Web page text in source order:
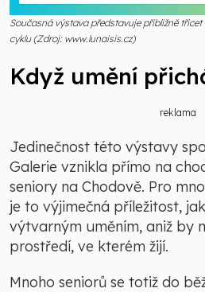
Současná výstava představuje přibližně třicet
cyklu (Zdroj: www.lunaisis.cz)
Když umění
reklama
Jedinečnost této výstavy
Galerie vznikla přímo na
seniory na Chodově. Pro
je to výjimečná příležitost,
výtvarným uměním, aniž by
prostředí, ve kterém žijí.
Mnoho seniorů se totiž do